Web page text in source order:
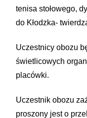
tenisa stołowego,
do Kłodzka-
Uczestnicy obozu
świetlicowych
placówki.
Uczestnik obozu
proszony jest o